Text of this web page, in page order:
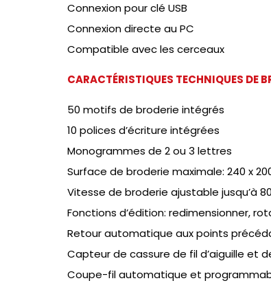
Connexion pour clé USB
Connexion directe au PC
Compatible avec les cerceaux
CARACTÉRISTIQUES TECHNIQUES DE
50 motifs de broderie intégrés
10 polices d’écriture intégrées
Monogrammes de 2 ou 3 lettres
Surface de broderie maximale: 240 x
Vitesse de broderie ajustable jusqu’à
Fonctions d’édition: redimensionner,
Retour automatique aux points
Capteur de cassure de fil d’aiguille et
Coupe-fil automatique et